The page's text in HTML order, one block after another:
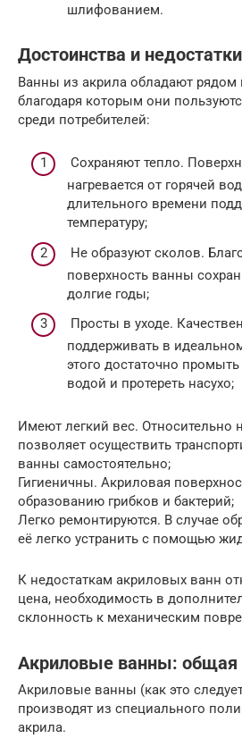
шлифованием.
Достоинства и недостатки
Ванны из акрила обладают рядом
благодаря которым они
среди потребителей:
Сохраняют тепло.
нагревается от горячей
длительного времени
температуру;
Не образуют сколов.
поверхность ванны
долгие годы;
Просты в уходе.
поддерживать в
этого достаточно
водой и протереть насухо;
Имеют легкий вес. Относительно
позволяет осуществить
ванны самостоятельно;
Гигиеничны. Акриловая
образованию грибков и бактерий;
Легко ремонтируются. В случае
её легко устранить с помощью
К недостаткам акриловых ванн
цена, необходимость в
склонность к механическим
Акриловые ванны: общая
Акриловые ванны (как это
производят из специального
акрила.